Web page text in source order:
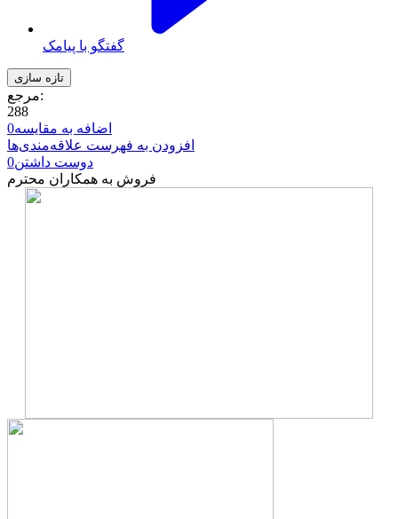
گفتگو با پیامک
مرجع:
288
اضافه به مقایسه0
افزودن به فهرست علاقه‌مندی‌ها
دوست داشتن0
فروش به همکاران محترم